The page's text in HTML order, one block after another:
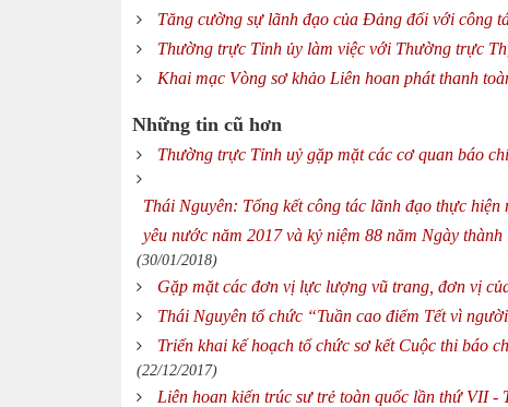
Tăng cường sự lãnh đạo của Đảng đối với công
Thường trực Tỉnh ủy làm việc với Thường trực
Khai mạc Vòng sơ khảo Liên hoan phát thanh
Những tin cũ hơn
Thường trực Tỉnh uỷ gặp mặt các cơ quan báo
Thái Nguyên: Tổng kết công tác lãnh đạo thực
yêu nước năm 2017 và kỷ niệm 88 năm Ngày
(30/01/2018)
Gặp mặt các đơn vị lực lượng vũ trang, đơn vị
Thái Nguyên tổ chức “Tuần cao điểm Tết vì
Triển khai kế hoạch tổ chức sơ kết Cuộc thi báo
(22/12/2017)
Liên hoan kiến trúc sư trẻ toàn quốc lần thứ VII -